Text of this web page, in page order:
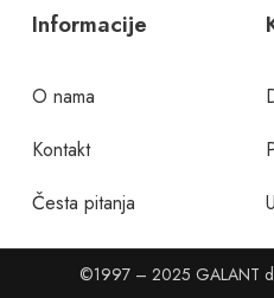
Informacije
O nama
Kontakt
Česta pitanja
©1997 – 2025 GALANT